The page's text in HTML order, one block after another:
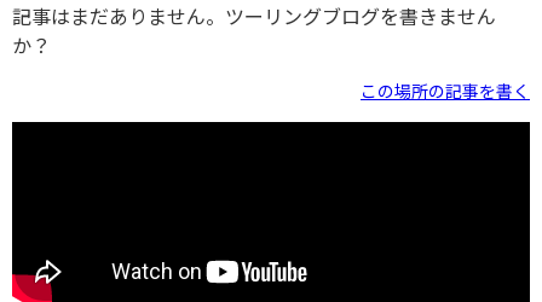
記事はまだありません。ツーリングブログを書きません
か？
この場所の記事を書く